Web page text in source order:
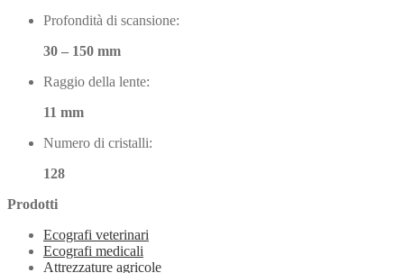
Profondità di scansione:
30 – 150 mm
Raggio della lente:
11 mm
Numero di cristalli:
128
Prodotti
Ecografi veterinari
Ecografi medicali
Attrezzature agricole